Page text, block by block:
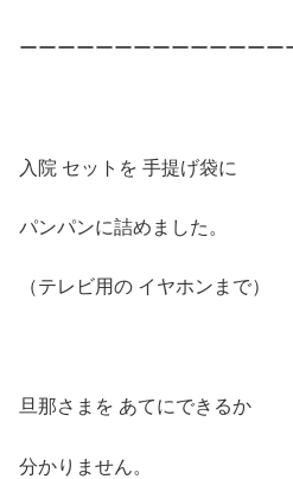
ーーーーーーーーーーーーーー
入院 セットを 手提げ袋に
パンパンに詰めました。
（テレビ用の イヤホンまで）
旦那さまを あてにできるか
分かりません。